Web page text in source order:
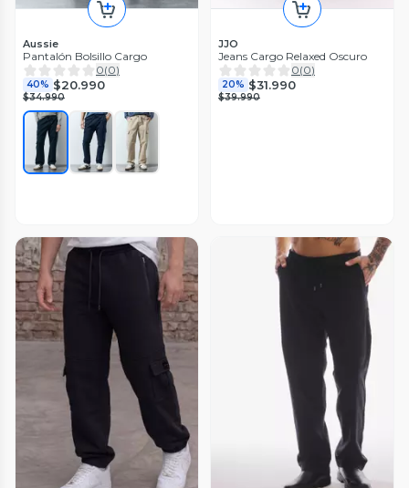
Aussie
Pantalón Bolsillo Cargo
0(0)
40% $20.990
$34.990
JJO
Jeans Cargo Relaxed Oscuro
0(0)
20% $31.990
$39.990